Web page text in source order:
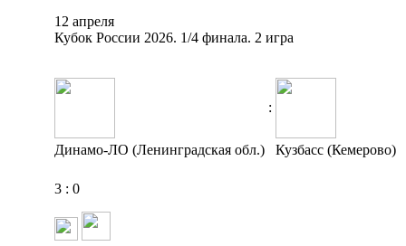
12 апреля
Кубок России 2026. 1/4 финала. 2 игра
:
Динамо-ЛО (Ленинградская обл.) Кузбасс (Кемерово)
3 : 0